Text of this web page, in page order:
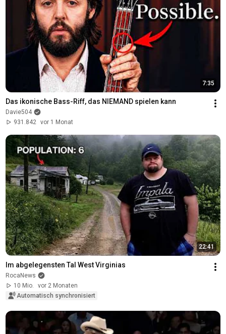
7:35
Das ikonische Bass-Riff, das NIEMAND spielen kann
Davie504
931.842 vor 1 Monat
22:41
Im abgelegensten Tal West Virginias
RocaNews
10 Mio.
vor 2 Monaten
Automatisch synchronisiert